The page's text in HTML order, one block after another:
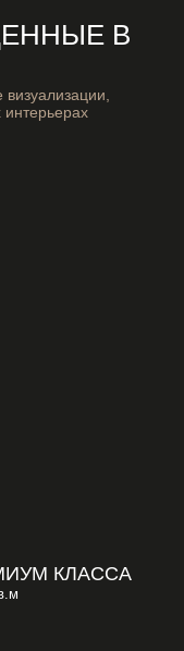
В
КЛАССА